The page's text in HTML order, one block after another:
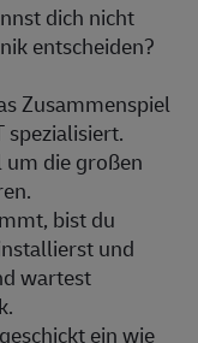
dich nicht
entscheiden?
Zusammenspiel
spezialisiert.
die großen
bist du
und
wartest
ein wie